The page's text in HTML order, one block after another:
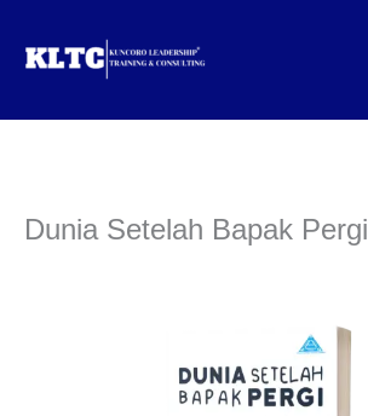
Dunia Setelah Bapak Pergi